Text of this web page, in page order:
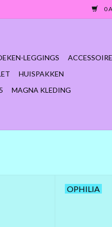
0
LEGGINGS
HUISPAKKEN
MAGNA KLEDING
OPHILIA